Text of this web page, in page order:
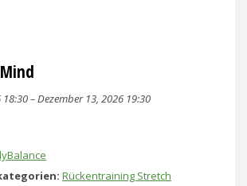
18:30–Dezember 13, 2026 19:30
Rückentraining Stretch